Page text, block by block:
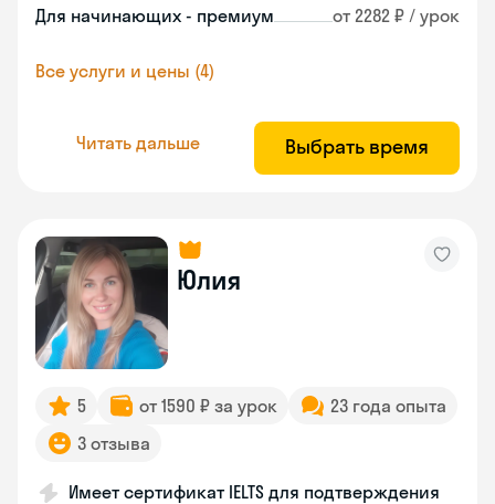
Для начинающих - премиум от 2282 ₽ / урок
Все услуги и цены (4)
Читать дальше Выбрать время
Юлия
5 от 1590 ₽ за урок
23 года опыта
3 отзыва
Имеет сертификат IELTS для подтверждения